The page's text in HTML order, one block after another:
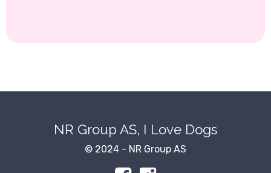
NR Group AS, I Love Dogs
© 2024 - NR Group AS